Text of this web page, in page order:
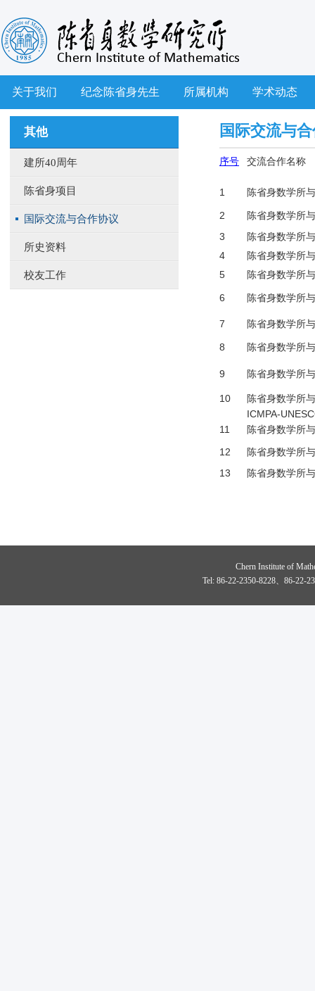
关于我们 纪念陈省身先生 所属机构 学术动态
其他
建所40周年
陈省身项目
国际交流与合作协议
所史资料
校友工作
国际交流与
序号 交流合作名称
1 陈省身数学所
2
陈省身数学所
3
陈省身数学所
4
陈省身数学所
5
陈省身数学所
6 陈省身数学所
7 陈省身数学所
8 陈省身数学所
9 陈省身数学所
10
陈省身数学所
ICMPA-
11
陈省身数学所
12
陈省身数学所
13
陈省身数学所与
Chern Institute of
Tel: 86-22-2350-8228、86-22-